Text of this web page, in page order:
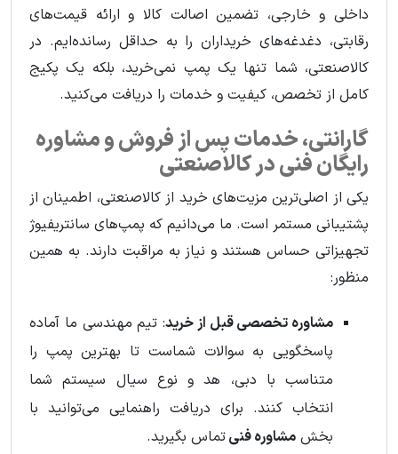
داخلی و خارجی، تضمین اصالت کالا و ارائه قیمت‌های
رقابتی، دغدغه‌های خریداران را به حداقل رسانده‌ایم. در
کالاصنعتی، شما تنها یک پمپ نمی‌خرید، بلکه یک پکیج
کامل از تخصص، کیفیت و خدمات را دریافت می‌کنید.
گارانتی، خدمات پس از فروش و مشاوره
رایگان فنی در کالاصنعتی
یکی از اصلی‌ترین مزیت‌های خرید از کالاصنعتی، اطمینان از
پشتیبانی مستمر است. ما می‌دانیم که پمپ‌های سانتریفیوژ
تجهیزاتی حساس هستند و نیاز به مراقبت دارند. به همین
منظور:
مشاوره تخصصی قبل از خرید: تیم مهندسی ما آماده
پاسخگویی به سوالات شماست تا بهترین پمپ را
متناسب با دبی، هد و نوع سیال سیستم شما
انتخاب کنند. برای دریافت راهنمایی می‌توانید با
بخش مشاوره فنیتماس بگیرید.